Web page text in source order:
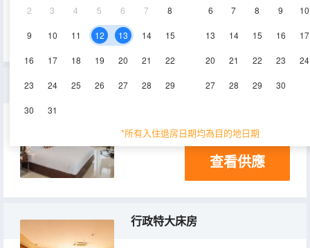
2 3 4 5 6 7 8
9 10 11 12 13 14 15
16 17 18 19 20 21 22
23 24 25 26 27 28 29
30 31
6 7 8 9 10
13 14 15 16 17
20 21 22 23 24
27 28 29 30
*所有入住退房日期均為目的地日期
36㎡
查看供應
行政特大床房